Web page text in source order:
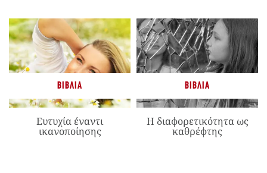
ΒΙΒΛΊΑ
Ευτυχία έναντι
ικανοποίησης
ΒΙΒΛΊΑ
Η διαφορετικότητα ως
καθρέφτης